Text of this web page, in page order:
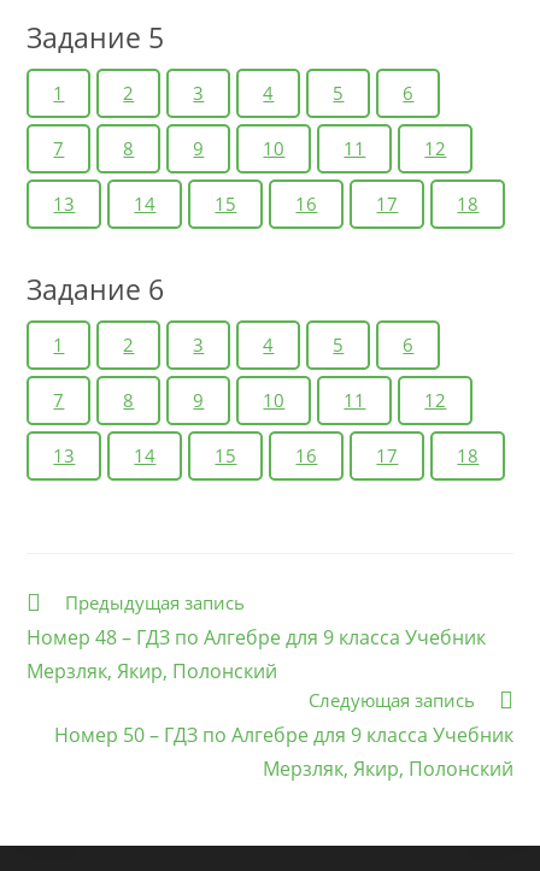
Задание 5
1 2 3 4 5 6
7 8 9 10 11 12
13 14 15 16 17 18
Задание 6
1 2 3 4 5 6
7 8 9 10 11 12
13 14 15 16 17 18
Еще
Предыдущая запись
Номер 48 – ГДЗ по Алгебре для 9 класса Учебник
Мерзляк, Якир, Полонский
Следующая запись
Номер 50 – ГДЗ по Алгебре для 9 класса Учебник
Мерзляк, Якир, Полонский